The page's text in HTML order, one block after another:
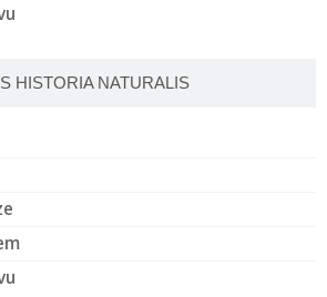
HISTORIA NATURALIS